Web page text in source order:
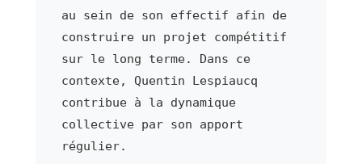
au sein de son effectif afin de
construire un projet compétitif
sur le long terme. Dans ce
contexte, Quentin Lespiaucq
contribue à la dynamique
collective par son apport
régulier.